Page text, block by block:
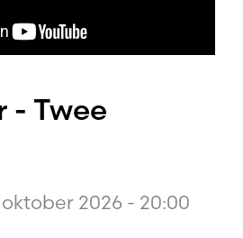
- Twee
2026 - 20:00